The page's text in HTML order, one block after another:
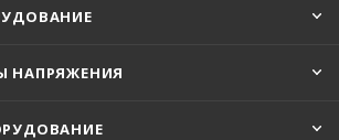
НАПРЯЖЕНИЯ